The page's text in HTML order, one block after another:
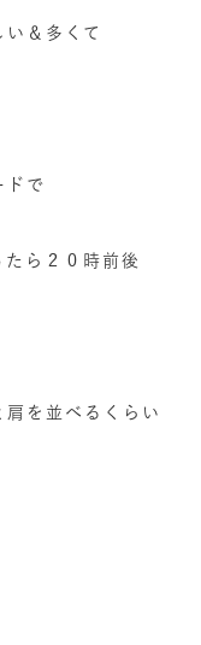
＆多くて
ドで
ら２０時前後
を並べるくらい